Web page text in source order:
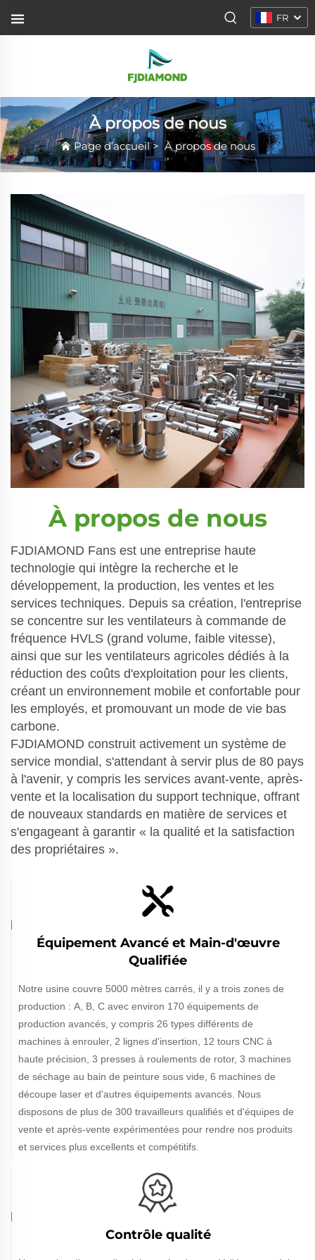
FR
À propos de nous
Page d’accueil>À propos de nous
À propos de nous
FJDIAMOND Fans est une entreprise haute
technologie qui intègre la recherche et le
développement, la production, les ventes et les
services techniques. Depuis sa création, l'entreprise
se concentre sur les ventilateurs à commande de
fréquence HVLS (grand volume, faible vitesse),
ainsi que sur les ventilateurs agricoles dédiés à la
réduction des coûts d'exploitation pour les clients,
créant un environnement mobile et confortable pour
les employés, et promouvant un mode de vie bas
carbone.
FJDIAMOND construit activement un système de
service mondial, s'attendant à servir plus de 80 pays
à l'avenir, y compris les services avant-vente, après-
vente et la localisation du support technique, offrant
de nouveaux standards en matière de services et
s'engageant à garantir « la qualité et la satisfaction
des propriétaires ».
Équipement Avancé et Main-d'œuvre
Qualifiée
Notre usine couvre 5000 mètres carrés, il y a trois zones de
production : A, B, C avec environ 170 équipements de
production avancés, y compris 26 types différents de
machines à enrouler, 2 lignes d'insertion, 12 tours CNC à
haute précision, 3 presses à roulements de rotor, 3 machines
de séchage au bain de peinture sous vide, 6 machines de
découpe laser et d'autres équipements avancés. Nous
disposons de plus de 300 travailleurs qualifiés et d'équipes de
vente et après-vente expérimentées pour rendre nos produits
et services plus excellents et compétitifs.
Contrôle qualité